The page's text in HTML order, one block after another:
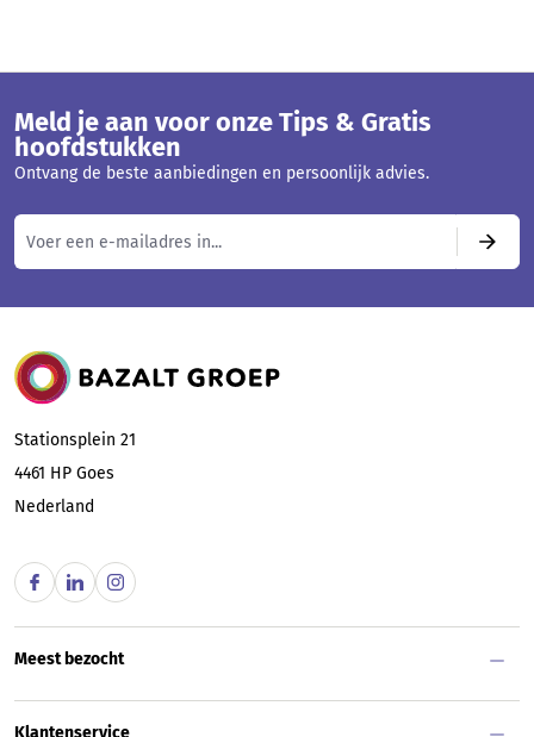
Meld je aan voor onze Tips & Gratis
hoofdstukken
Ontvang de beste aanbiedingen en persoonlijk advies.
Bazalt Groep
Stationsplein 21
4461 HP Goes
Nederland
Meest bezocht
Klantenservice